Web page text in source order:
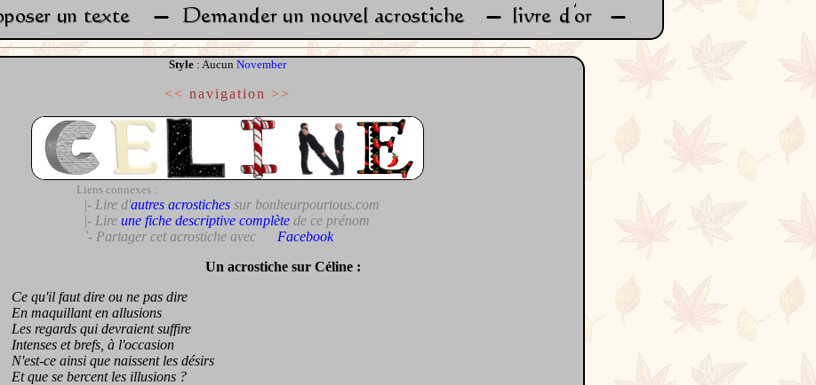
Style : Aucun November
<< navigation >>
Liens connexes :
|- Lire d'autres acrostichessur bonheurpourtous.com
|- Lire une fiche descriptive complètede ce prénom
`- Partager cet acrostiche avec
Facebook
Un acrostiche sur Céline :
Ce qu'il faut dire ou ne pas dire
En maquillant en allusions
Les regards qui devraient suffire
Intenses et brefs, à l'occasion
N'est-ce ainsi que naissent les désirs
Et que se bercent les illusions ?